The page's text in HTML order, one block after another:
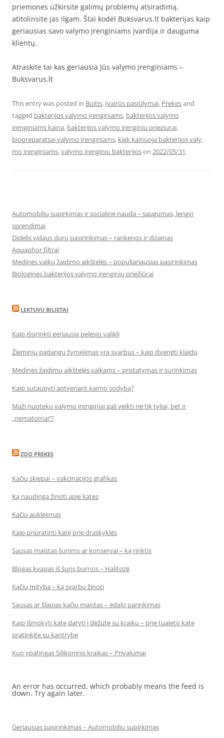
priemones užkirsite galimų problemų atsiradimą,
atitolinsite jas ilgam. Štai kodėl Buksvarus.lt bakterijas kaip
geriausias savo valymo įrenginiams įvardija ir dauguma
klientų.
Atraskite tai kas geriausia Jūs valymo įrenginiams –
Buksvarus.lt
This entry was posted in Buitis, Įvairūs pasiūlymai, Prekesand
tagged bakterijos valymo įrenginiams, bakterijos valymo
irenginiams kaina, bakterijos valymo irenginiu prieziurai,
biopreparatsai valymo irenginiams, kiek kainuoja bakterijos valy,
mo irenginiams,valymo irenginiu bakterijoson 2022/05/31.
Automobilių supirkimas ir socialinė nauda – saugumas, lengvi
sprendimai
Didelis vidaus durų pasirinkimas – rankenos ir dizainas
Aquaphor filtrai
Medinės vaikų žaidimo aikštelės – populiariausias pasirinkimas
Biologinės bakterijos valymo įrenginių priežiūrai
LEKTUVU BILIETAI
Kaip išsirinkti geriausią pelėsio valiklį
Žieminių padangų žymėjimas yra svarbus – kaip išvengti klaidų
Medinės žaidimų aikštelės vaikams – pristatymas ir surinkimas
Kaip sutaupyti aptveriant kaimo sodybą?
Maži nuotekų valymo įrenginiai gali veikti ne tik tyliai, bet ir
„nematomai‘‘?
ZOO PREKES
Kačių skiepai – vakcinacijos grafikas
Ką naudinga žinoti apie kates
Kačių auklėjimas
Kaip pripratinti katę prie draskyklės
Sausas maistas šunims ar konservai – ką rinktis
Blogas kvapas iš šuns burnos – Halitozė
Kačių mityba – ką svarbu žinoti
Sausas ar šlapias kačių maistas – ėdalo parinkimas
Kaip išmokyti katę daryti į dėžutę su kraiku – prie tualeto katę
pratinkite su kantrybe
Kuo ypatingas Silikoninis kraikas – Privalumai
An error has occurred, which probably means the feed is
down. Try again later.
Geriausias pasirinkimas – Automobilių supirkimas